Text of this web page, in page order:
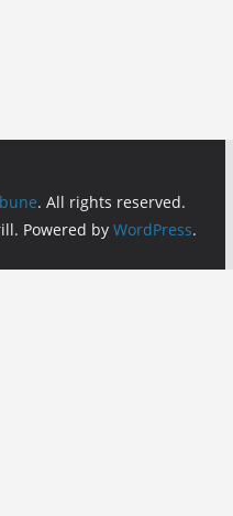
. All rights reserved.
Powered by WordPress.